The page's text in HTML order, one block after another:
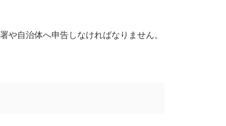
や自治体へ申告しなければなりません。